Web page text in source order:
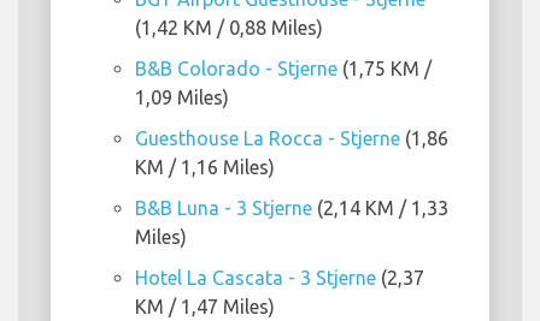
(1,42 KM / 0,88 Miles)
B&B Colorado - Stjerne (1,75 KM /
1,09 Miles)
Guesthouse La Rocca - Stjerne (1,86
KM / 1,16 Miles)
B&B Luna - 3 Stjerne (2,14 KM / 1,33
Miles)
Hotel La Cascata - 3 Stjerne (2,37
KM / 1,47 Miles)